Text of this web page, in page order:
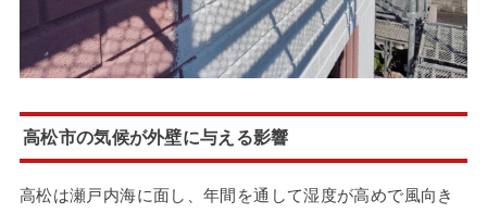
高松市の気候が外壁に与える影響
高松は瀬戸内海に面し、年間を通して湿度が高めで風向き